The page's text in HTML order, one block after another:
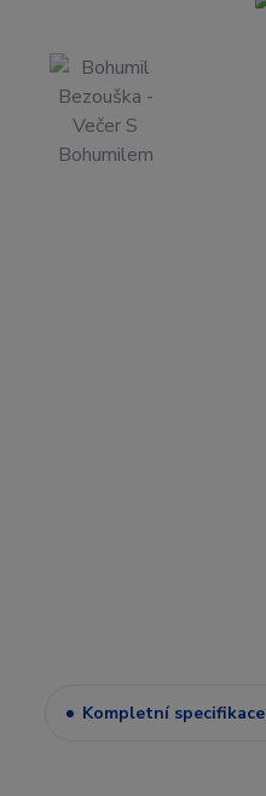
Kompletní specifikace